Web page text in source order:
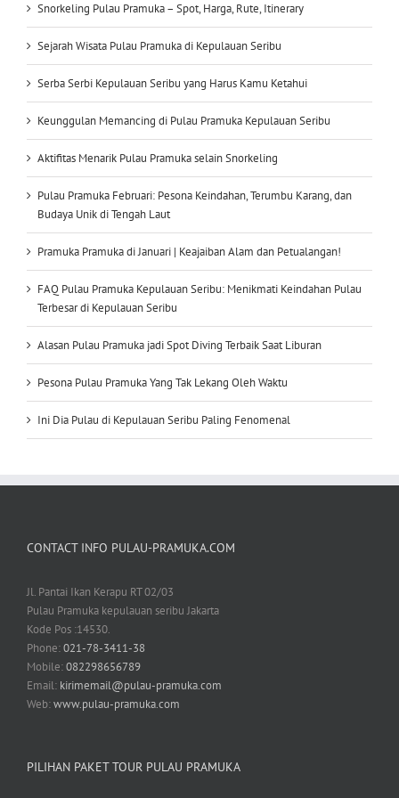
Snorkeling Pulau Pramuka – Spot, Harga, Rute, Itinerary
Sejarah Wisata Pulau Pramuka di Kepulauan Seribu
Serba Serbi Kepulauan Seribu yang Harus Kamu Ketahui
Keunggulan Memancing di Pulau Pramuka Kepulauan Seribu
Aktifitas Menarik Pulau Pramuka selain Snorkeling
Pulau Pramuka Februari: Pesona Keindahan, Terumbu Karang, dan
Budaya Unik di Tengah Laut
Pramuka Pramuka di Januari | Keajaiban Alam dan Petualangan!
FAQ Pulau Pramuka Kepulauan Seribu: Menikmati Keindahan Pulau
Terbesar di Kepulauan Seribu
Alasan Pulau Pramuka jadi Spot Diving Terbaik Saat Liburan
Pesona Pulau Pramuka Yang Tak Lekang Oleh Waktu
Ini Dia Pulau di Kepulauan Seribu Paling Fenomenal
CONTACT INFO PULAU-PRAMUKA.COM
Jl. Pantai Ikan Kerapu RT 02/03
Pulau Pramuka kepulauan seribu Jakarta
Kode Pos :14530.
Phone:021-78-3411-38
Mobile:082298656789
Email: kirimemail@pulau-pramuka.com
Web:www.pulau-pramuka.com
PILIHAN PAKET TOUR PULAU PRAMUKA